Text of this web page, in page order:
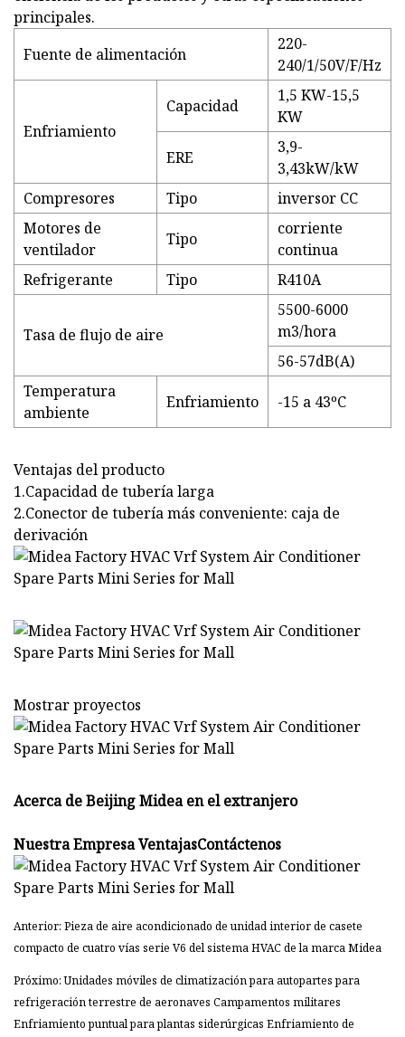
principales.
Fuente de alimentación
220-
240/1/50V/F/Hz
Enfriamiento
Capacidad
1,5 KW-15,5
KW
ERE
3,9-
3,43kW/kW
Compresores
Tipo
inversor CC
Motores de
ventilador
Tipo
corriente
continua
Refrigerante
Tipo R410A
Tasa de flujo de aire
5500-6000
m3/hora
56-57dB(A)
Temperatura
ambiente
Enfriamiento -15 a 43ºC
Ventajas del producto
1.Capacidad de tubería larga
2.Conector de tubería más conveniente: caja de
derivación
Mostrar proyectos
Acerca de Beijing Midea en el extranjero
Nuestra Empresa VentajasContáctenos
Anterior: Pieza de aire acondicionado de unidad interior de casete
compacto de cuatro vías serie V6 del sistema HVAC de la marca Midea
Próximo: Unidades móviles de climatización para autopartes para
refrigeración terrestre de aeronaves Campamentos militares
Enfriamiento puntual para plantas siderúrgicas Enfriamiento de